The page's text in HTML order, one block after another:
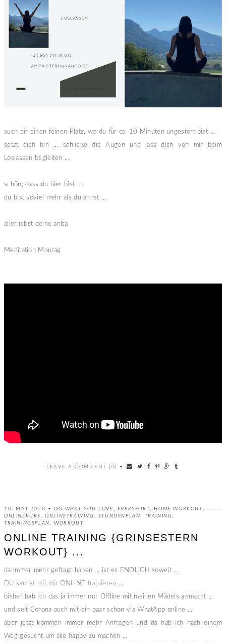
such dir einen feinen Platz, wo du für ca. 10 Minuten ungestört bist ...
setzt dich hin ... schließe die Augen und lass dich von mir beim
Loslassen begleiten ...
schön, dass du hier bist ....
du bist soviel mehr als du ahnst ...
allerliebst deine anita
Meditation Montag
LEAVE A COMMENT (0) •
10. MAI 2020 • DO WHAT YOU LOVE EVERSPORT ,HOME WORKOUT ,
ONLINEKURS
,ONLINETRAINING STUNDENPLAN TRAINING
TRAININGSPLAN
,WORKOUT
ONLINE TRAINING {GRINSESTERN
WORKOUT} ...
da immer mehr gefragt haben ... ist es ENDLICH soweit ...
DU kannst mit mir ONLINE trainieren ...
bisher hab ich das ja immer nur Offline mit meinen Mädels gemacht ...
und seit Corona auch mit ein paar schon via WhatApp online ...
aber jetzt kommen immer mehr Anfragen und da hab ich nach einem
Weg gesucht um alle happy zu machen ...